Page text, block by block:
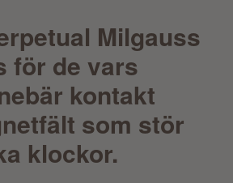
Milgauss
för de vars
kontakt
som stör
klockor.